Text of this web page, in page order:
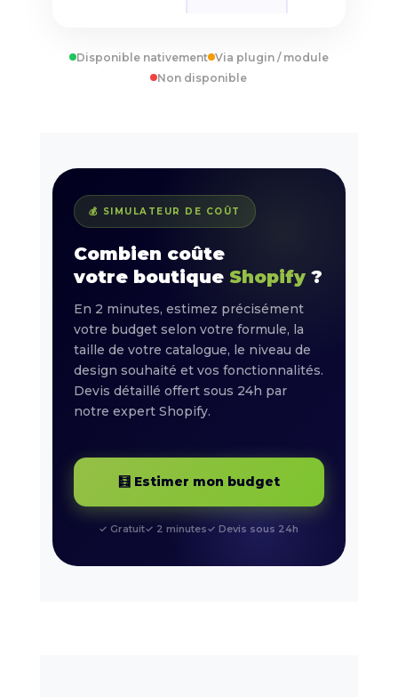
Disponible nativement Via plugin / module
Non disponible
💰 SIMULATEUR DE COÛT
Combien coûte
votre boutique Shopify?
En 2 minutes, estimez précisément
votre budget selon votre formule, la
taille de votre catalogue, le niveau de
design souhaité et vos fonctionnalités.
Devis détaillé offert sous 24h par
notre expert Shopify.
🧮 Estimer mon budget
✓ Gratuit✓ 2 minutes✓ Devis sous 24h